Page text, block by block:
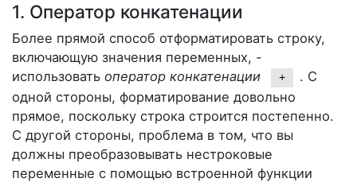
1. Оператор конкатенации
Более прямой способ отформатировать строку,
включающую значения переменных, -
использовать оператор конкатенации +
. С
одной стороны, форматирование довольно
прямое, поскольку строка строится постепенно.
С другой стороны, проблема в том, что вы
должны преобразовывать нестроковые
переменные с помощью встроенной функции